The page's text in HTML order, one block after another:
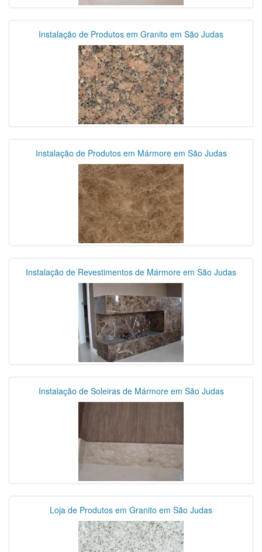
Instalação de Produtos em Granito em São Judas
Instalação de Produtos em Mármore em São Judas
Instalação de Revestimentos de Mármore em São Judas
Instalação de Soleiras de Mármore em São Judas
Loja de Produtos em Granito em São Judas